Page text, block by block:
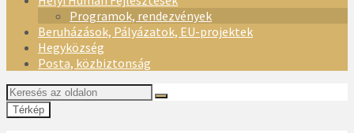
Programok, rendezvények
Beruházások, Pályázatok, EU-projektek
Hegyközség
Posta, közbiztonság
Térkép